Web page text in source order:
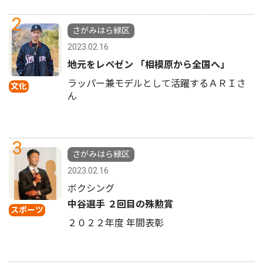
2
文化
さがみはら緑区
2023.02.16
地元をレペゼン 「相模原から全国へ」
ラッパー兼モデルとして活躍するＡＲＩさ
ん
3
スポーツ
さがみはら緑区
2023.02.16
ボクシング
中谷選手 ２回目の殊勲賞
２０２２年度 年間表彰